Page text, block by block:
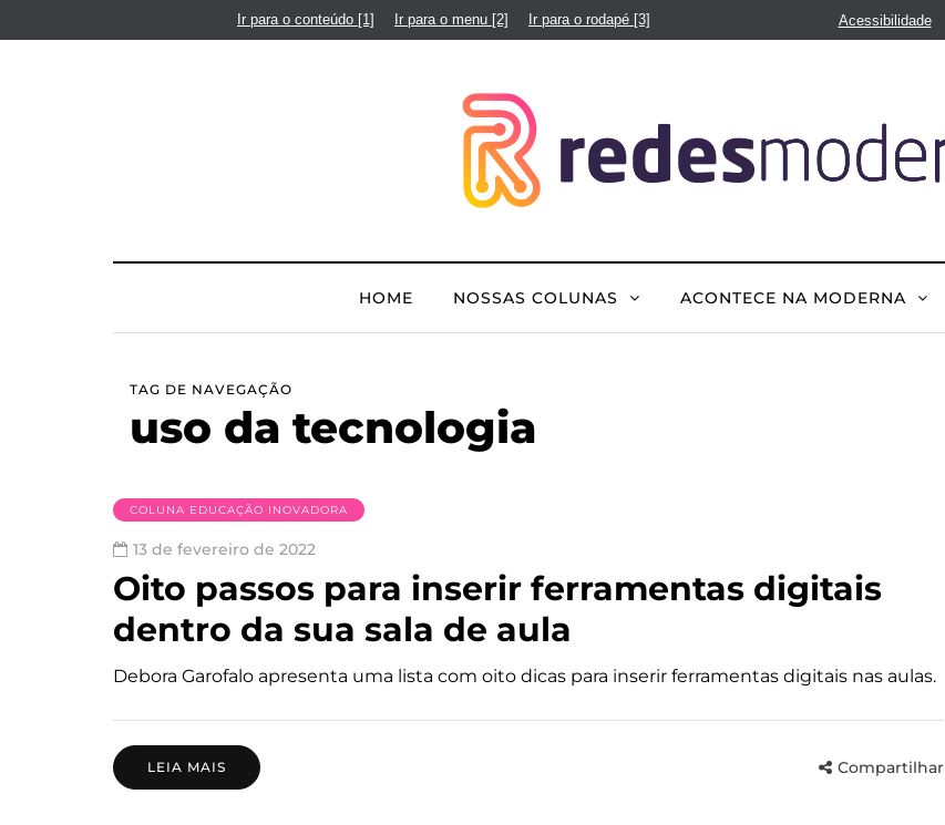
Ir para o conteúdo [1] Ir para o menu [2] Ir para o rodapé [3] Acessibilidade
HOME NOSSAS COLUNAS ACONTECE NA MODERNA
TAG DE NAVEGAÇÃO
uso da tecnologia
COLUNA EDUCAÇÃO INOVADORA
13 de fevereiro de 2022
Oito passos para inserir ferramentas digitais
dentro da sua sala de aula
Debora Garofalo apresenta uma lista com oito dicas para inserir ferramentas digitais nas aulas.
LEIA MAIS Compartilhar